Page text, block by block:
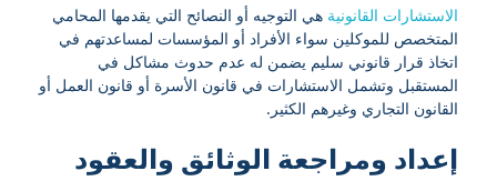
الاستشارات القانونية هي التوجيه أو النصائح التي يقدمها المحامي
المتخصص للموكلين سواء الأفراد أو المؤسسات لمساعدتهم في
اتخاذ قرار قانوني سليم يضمن له عدم حدوث مشاكل في
المستقبل وتشمل الاستشارات في قانون الأسرة أو قانون العمل أو
القانون التجاري وغيرهم الكثير.
إعداد ومراجعة الوثائق والعقود